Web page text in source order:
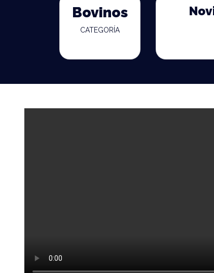
Bovinos
CATEGORÍA